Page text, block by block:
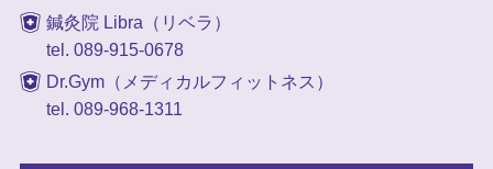
鍼灸院 Libra（リベラ）
tel. 089-915-0678
Dr.Gym（メディカルフィットネス）
tel. 089-968-1311